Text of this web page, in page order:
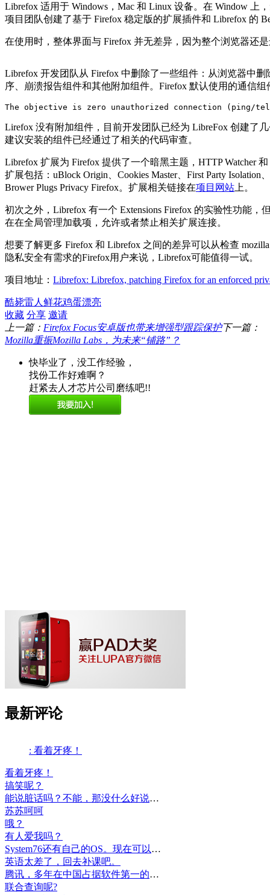
Librefox 适用于 Windows，Mac 和 Linux 设备。在 Window 上
项目团队创建了基于 Firefox 稳定版的扩展插件和 Librefox 的
在使用时，整体界面与 Firefox 并无差异，因为整个浏览器还
Librefox 开发团队从 Firefox 中删除了一些组件：从浏览器中
序、崩溃报告组件和其他附加组件。Firefox 默认使用的通信组
The objective is zero unauthorized connection (ping/
Lirefox 没有附加组件，目前开发团队已经为 LibreFox 创建了
建议安装的组件已经通过了相关的代码审查。
Librefox 扩展为 Firefox 提供了一个暗黑主题，HTTP Watcher
扩展包括：uBlock Origin、Cookies Master、First Party Isolation
Brower Plugs Privacy Firefox。扩展相关链接在项目网站 上。
初次之外，Librefox 有一个 Extensions Firefox 的实验性功能，
在在全局管理加载项，允许或者禁止相关扩展连接。
想要了解更多 Firefox 和 Librefox 之间的差异可以从检查
隐私安全有需求的Firefox用户来说，Librefox可能值得一试。
项目地址： Librefox: Librefox, patching Firefox for an enforced
酷毙雷人 鲜花鸡蛋漂亮
收藏 分享 邀请
上一篇： Firefox Focus安卓版也带来增强型跟踪保护下一篇：
Mozilla重振Mozilla Labs，为未来“铺路”？
快毕业了，没工作经验，
找份工作好难啊？
赶紧去人才芯片公司磨练吧!!
最新评论
: 看着牙疼！
看着牙疼！
搞笑呢？
能说脏话吗？不能，那没什么好说的了！
苏苏呵呵
哦？
有人爱我吗？
System76还有自己的OS。现在可以递送到很多地区了。
英语太差了，回去补课吧。
腾讯，多年在中国占据软件第一的位置，可惜，除了QQ、微信外，什么都没有做出来。
联合查询呢?